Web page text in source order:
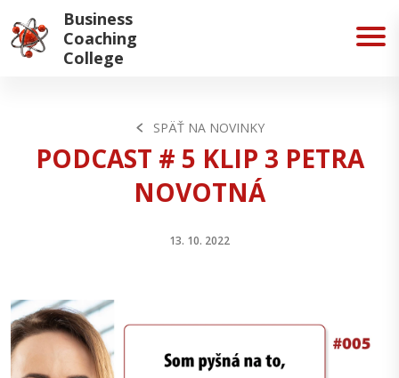
Business
Coaching
College
SPÄŤ NA NOVINKY
PODCAST # 5 KLIP 3 PETRA
NOVOTNÁ
13. 10. 2022